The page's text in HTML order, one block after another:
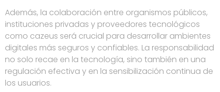
Además, la colaboración entre organismos públicos,
instituciones privadas y proveedores tecnológicos
como cazeus será crucial para desarrollar ambientes
digitales más seguros y confiables. La responsabilidad
no solo recae en la tecnología, sino también en una
regulación efectiva y en la sensibilización continua de
los usuarios.